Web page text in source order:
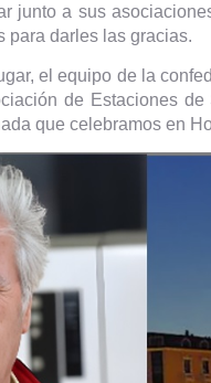
junto a sus
para darles las gracias.
el equipo de la
de Estaciones
que celebramos en